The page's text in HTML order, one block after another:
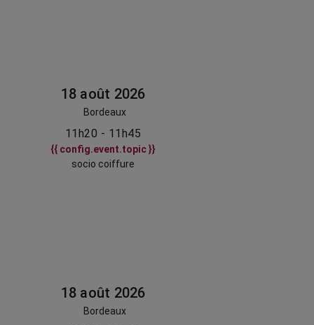
18 août 2026
Bordeaux
11h20 - 11h45
{{ config.event.topic }}
socio coiffure
18 août 2026
Bordeaux